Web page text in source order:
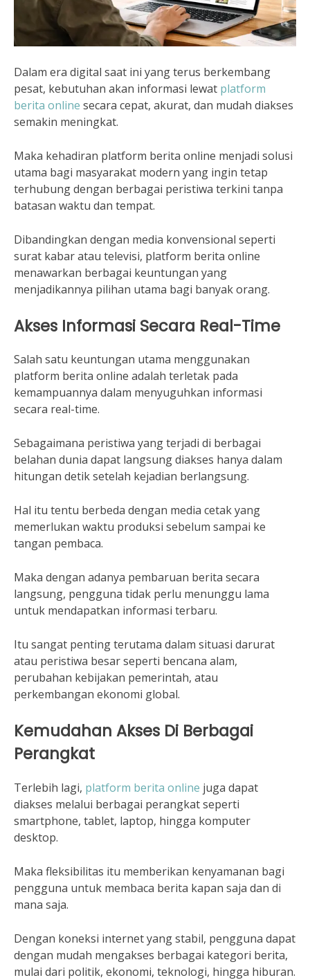
Dalam era digital saat ini yang terus berkembang
pesat, kebutuhan akan informasi lewat platform
berita online secara cepat, akurat, dan mudah diakses
semakin meningkat.
Maka kehadiran platform berita online menjadi solusi
utama bagi masyarakat modern yang ingin tetap
terhubung dengan berbagai peristiwa terkini tanpa
batasan waktu dan tempat.
Dibandingkan dengan media konvensional seperti
surat kabar atau televisi, platform berita online
menawarkan berbagai keuntungan yang
menjadikannya pilihan utama bagi banyak orang.
Akses Informasi Secara Real-Time
Salah satu keuntungan utama menggunakan
platform berita online adalah terletak pada
kemampuannya dalam menyuguhkan informasi
secara real-time.
Sebagaimana peristiwa yang terjadi di berbagai
belahan dunia dapat langsung diakses hanya dalam
hitungan detik setelah kejadian berlangsung.
Hal itu tentu berbeda dengan media cetak yang
memerlukan waktu produksi sebelum sampai ke
tangan pembaca.
Maka dengan adanya pembaruan berita secara
langsung, pengguna tidak perlu menunggu lama
untuk mendapatkan informasi terbaru.
Itu sangat penting terutama dalam situasi darurat
atau peristiwa besar seperti bencana alam,
perubahan kebijakan pemerintah, atau
perkembangan ekonomi global.
Kemudahan Akses Di Berbagai
Perangkat
Terlebih lagi, platform berita online juga dapat
diakses melalui berbagai perangkat seperti
smartphone, tablet, laptop, hingga komputer
desktop.
Maka fleksibilitas itu memberikan kenyamanan bagi
pengguna untuk membaca berita kapan saja dan di
mana saja.
Dengan koneksi internet yang stabil, pengguna dapat
dengan mudah mengakses berbagai kategori berita,
mulai dari politik, ekonomi, teknologi, hingga hiburan.